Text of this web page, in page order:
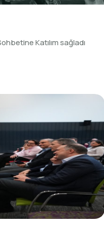
Katılım sağladı